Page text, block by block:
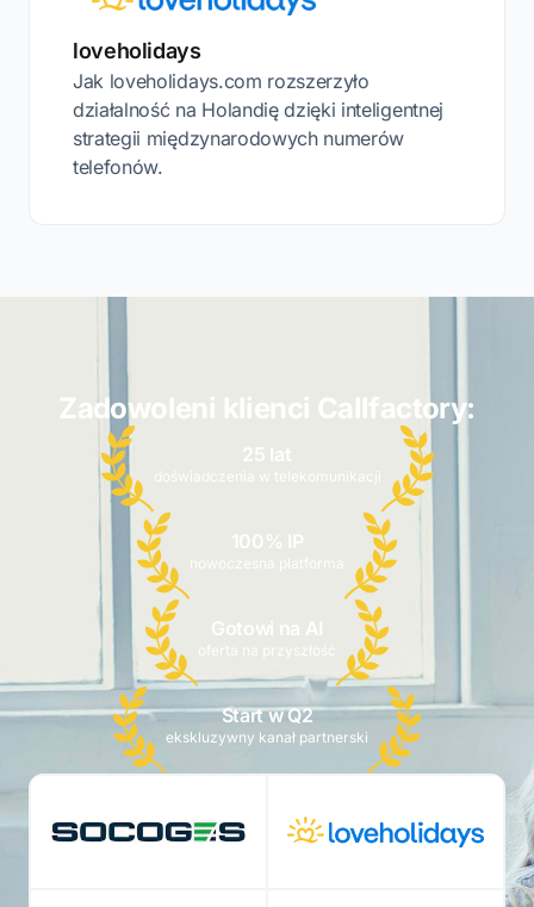
loveholidays
Jak loveholidays.com rozszerzyło
działalność na Holandię dzięki inteligentnej
strategii międzynarodowych numerów
telefonów.
Zadowoleni klienci Callfactory:
25 lat
doświadczenia w telekomunikacji
100% IP
nowoczesna platforma
Gotowi na AI
oferta na przyszłość
Start w Q2
ekskluzywny kanał partnerski